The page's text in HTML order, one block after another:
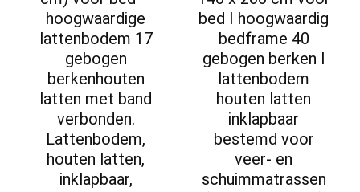
hoogwaardige
lattenbodem 17
gebogen
berkenhouten
latten met band
verbonden.
Lattenbodem,
houten latten,
inklapbaar,
bed I hoogwaardig
bedframe 40
gebogen berken I
lattenbodem
houten latten
inklapbaar
bestemd voor
veer- en
schuimmatrassen